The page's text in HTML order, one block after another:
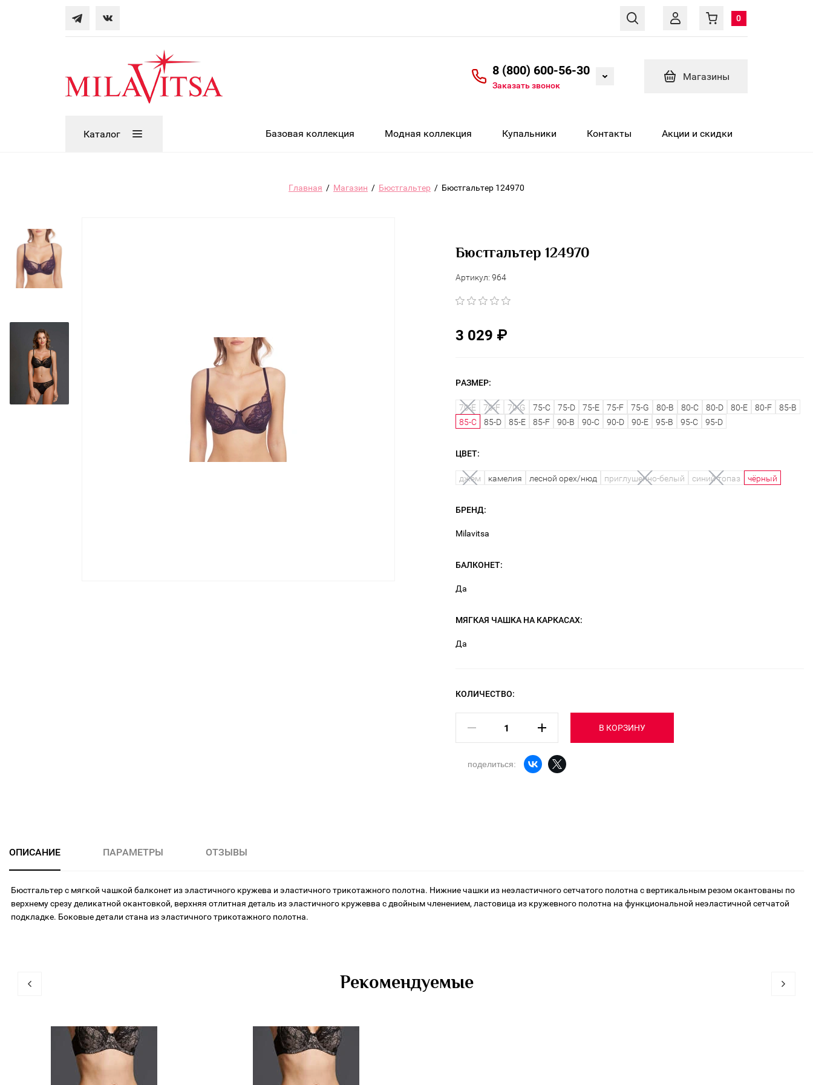
0
8 (800) 600-56-30
Заказать звонок
Магазины
Каталог Базовая коллекция Модная коллекция Купальники Контакты Акции и скидки
Главная / Магазин / Бюстгальтер / Бюстгальтер 124970
Бюстгальтер 124970
Артикул: 964
3 029 ₽
РАЗМЕР:
70-E 70-F 70-G 75-C 75-D 75-E 75-F 75-G 80-B 80-C 80-D 80-E 80-F
85-B
85-C
85-D 85-E 85-F 90-B 90-C 90-D 90-E 95-B 95-C 95-D
ЦВЕТ:
джем камелия лесной орех/нюд приглушенно-белый синий топаз чёрный
БРЕНД:
Milavitsa
БАЛКОНЕТ:
Да
МЯГКАЯ ЧАШКА НА КАРКАСАХ:
Да
КОЛИЧЕСТВО:
В КОРЗИНУ
поделиться:
ОПИСАНИЕ ПАРАМЕТРЫ ОТЗЫВЫ
Бюстгальтер с мягкой чашкой балконет из эластичного кружева и эластичного трикотажного полотна. Нижние чашки из неэластичного сетчатого полотна с вертикальным резом окантованы по
верхнему срезу деликатной окантовкой, верхняя отлитная деталь из эластичного кружевва с двойным членением, ластовица из кружевного полотна на функциональной неэластичной сетчатой
подкладке. Боковые детали стана из эластичного трикотажного полотна.
Рекомендуемые